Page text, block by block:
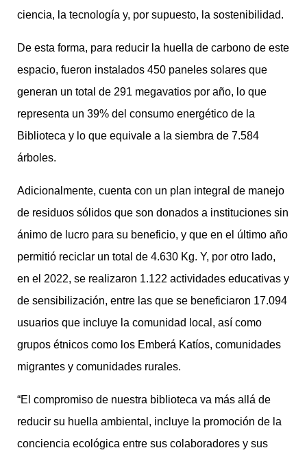
ciencia, la tecnología y, por supuesto, la sostenibilidad.
De esta forma, para reducir la huella de carbono de este
espacio, fueron instalados 450 paneles solares que
generan un total de 291 megavatios por año, lo que
representa un 39% del consumo energético de la
Biblioteca y lo que equivale a la siembra de 7.584
árboles.
Adicionalmente, cuenta con un plan integral de manejo
de residuos sólidos que son donados a instituciones sin
ánimo de lucro para su beneficio, y que en el último año
permitió reciclar un total de 4.630 Kg. Y, por otro lado,
en el 2022, se realizaron 1.122 actividades educativas y
de sensibilización, entre las que se beneficiaron 17.094
usuarios que incluye la comunidad local, así como
grupos étnicos como los Emberá Katíos, comunidades
migrantes y comunidades rurales.
“El compromiso de nuestra biblioteca va más allá de
reducir su huella ambiental, incluye la promoción de la
conciencia ecológica entre sus colaboradores y sus